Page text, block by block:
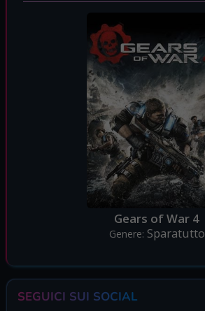
Gears of War 4
Genere: Sparatutto
SEGUICI SUI SOCIAL